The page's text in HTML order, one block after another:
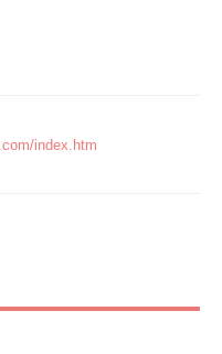
index.htm